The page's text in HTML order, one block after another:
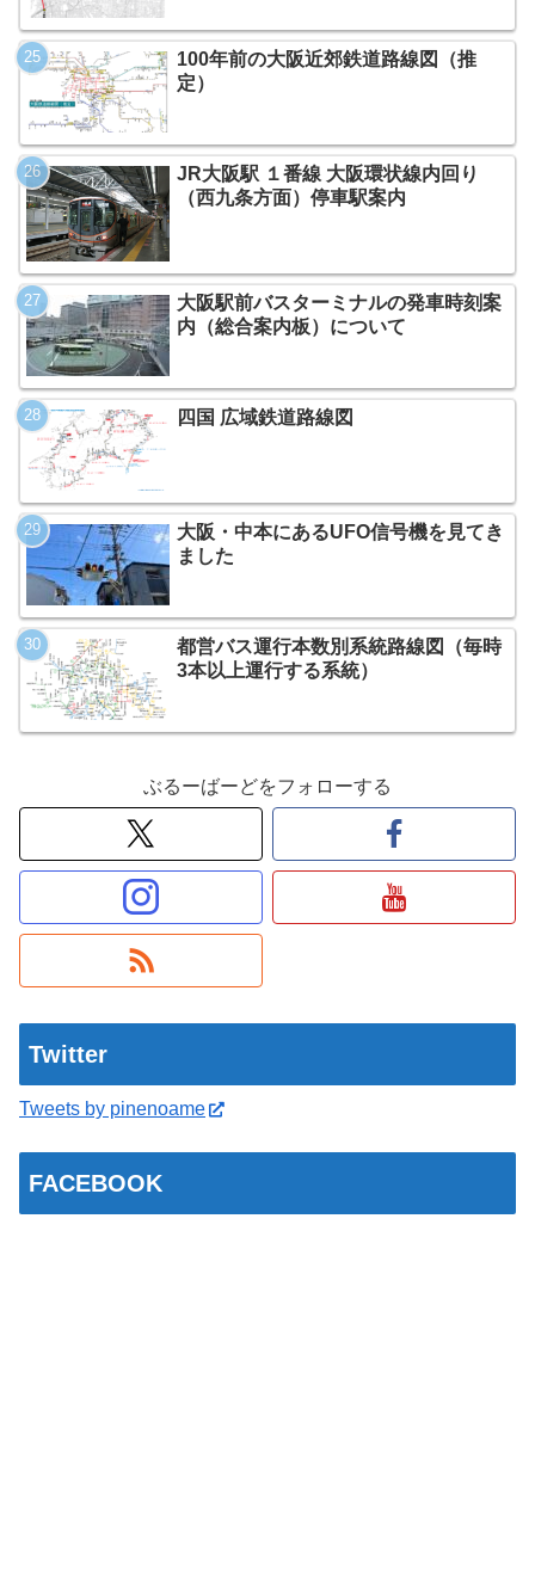
100年前の大阪近郊鉄道路線図（推
定）
JR大阪駅 １番線 大阪環状線内回り
（西九条方面）停車駅案内
大阪駅前バスターミナルの発車時刻案
内（総合案内板）について
四国 広域鉄道路線図
大阪・中本にあるUFO信号機を見てき
ました
都営バス運行本数別系統路線図（毎時
3本以上運行する系統）
ぶるーばーどをフォローする
Twitter
Tweets by pinenoame
FACEBOOK